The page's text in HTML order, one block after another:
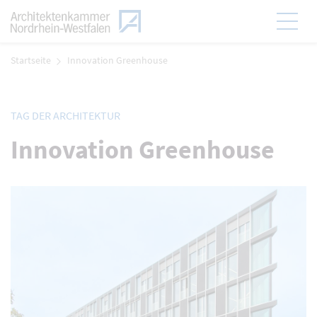
Zum Menü
Startseite Innovation Greenhouse
TAG DER ARCHITEKTUR
Innovation Greenhouse